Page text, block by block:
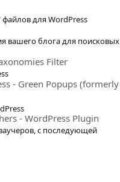
для WordPress
вашего блога для поисковых
Filter
- Green Popups (formerly
- WordPress Plugin
с последующей